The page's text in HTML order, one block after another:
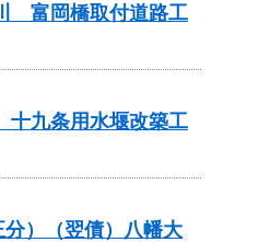
富岡橋取付道路工
九条用水堰改築工
）（翌債）八幡大